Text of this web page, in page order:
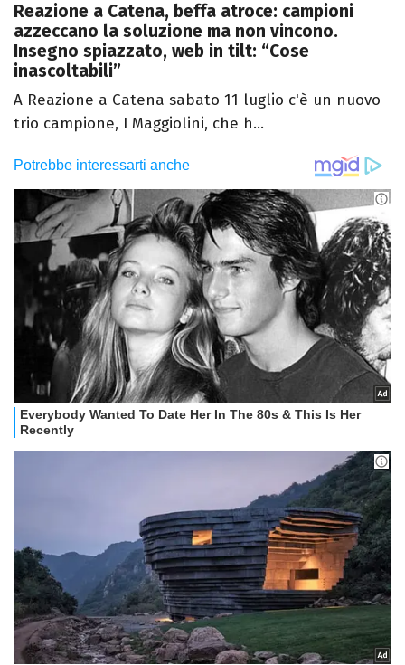
Reazione a Catena, beffa atroce: campioni
azzeccano la soluzione ma non vincono.
Insegno spiazzato, web in tilt: “Cose
inascoltabili”
A Reazione a Catena sabato 11 luglio c'è un nuovo
trio campione, I Maggiolini, che h...